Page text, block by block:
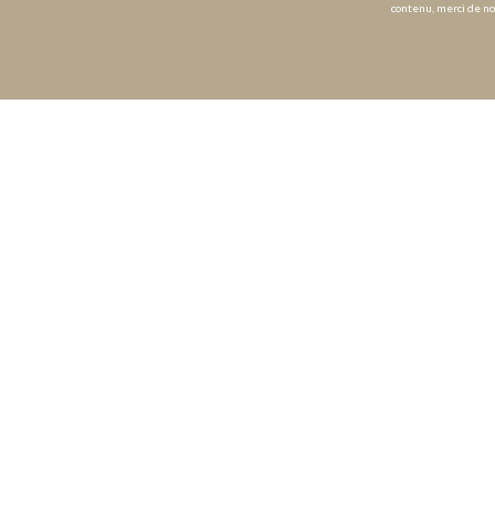
contenu, merci de